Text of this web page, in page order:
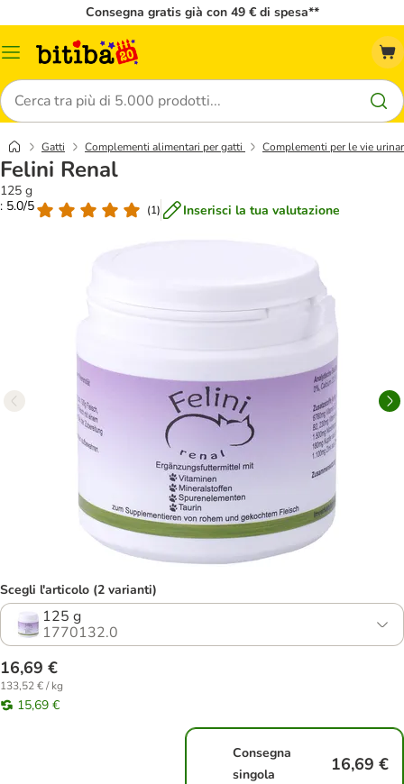
Consegna gratis già con 49 € di spesa**
Overview
Cerca
Gatti Complementi alimentari per gatti Complementi per le vie
Felini Renal
125 g
: 5.0/5
(1) Inserisci la tua valutazione
Scegli l'articolo (2 varianti)
125 g
1770132.0
16,69 €
133,52 € / kg
15,69 €
Consegna
singola
16,69 €